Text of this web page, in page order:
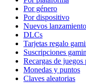
Por género
Por dispositivo
Nuevos
DLCs
Tarjetas regalo
Suscripciones
Recargas de juegos
Monedas y puntos
Claves aleatorias